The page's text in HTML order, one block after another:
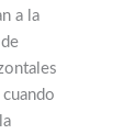
a la